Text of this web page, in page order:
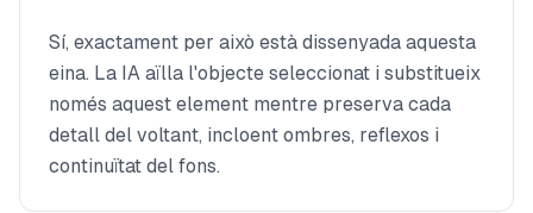
Sí, exactament per això està dissenyada aquesta
eina. La IA aïlla l'objecte seleccionat i substitueix
només aquest element mentre preserva cada
detall del voltant, incloent ombres, reflexos i
continuïtat del fons.